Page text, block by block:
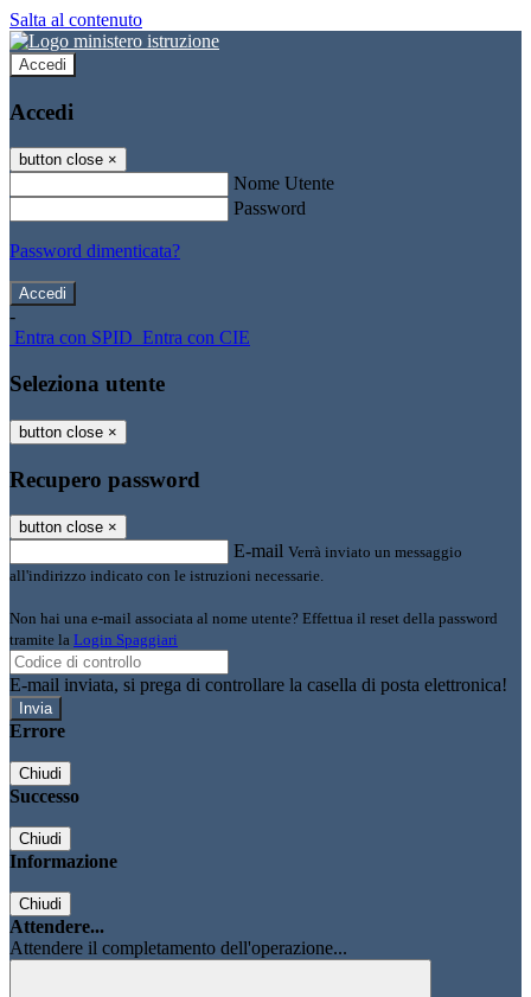
Salta al contenuto
Accedi
Accedi
button close ×
Nome Utente
Password
Password dimenticata?
-
Entra con SPID Entra con CIE
Seleziona utente
button close ×
Recupero password
button close ×
E-mail Verrà inviato un messaggio
all'indirizzo indicato con le istruzioni necessarie.
Non hai una e-mail associata al nome utente? Effettua il reset della password
tramite la Login Spaggiari
E-mail inviata, si prega di controllare la casella di posta elettronica!
Errore
Chiudi
Successo
Chiudi
Informazione
Chiudi
Attendere...
Attendere il completamento dell'operazione...